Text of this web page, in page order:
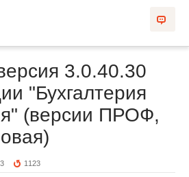
3.0.40.30
"Бухгалтерия
(версии ПРОФ,
1123